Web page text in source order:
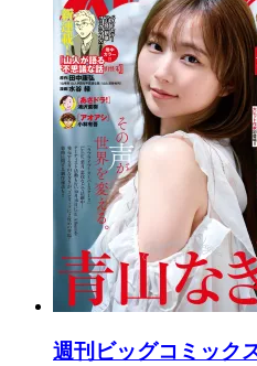
週刊ビッグコミック